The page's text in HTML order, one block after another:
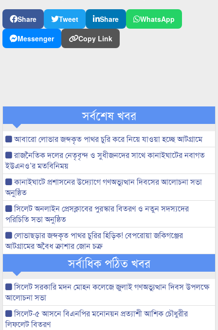
Share Tweet Share
WhatsApp
Messenger
Copy Link
সর্বশেষ খবর
আবারো লোভার জব্দকৃত পাথর চুরি করে নিয়ে যাওয়া হচ্ছে আটগ্রামে
রাজনৈতিক দলের নেতৃবৃন্দ ও সুধীজনদের সাথে কানাইঘাটের নবাগত
ইউএনও’র মতবিনিময়
কানাইঘাটে প্রশাসনের উদ্যোগে গণঅভ্যুত্থান দিবসের আলোচনা সভা
অনুষ্ঠিত
সিলেট অনলাইন প্রেসক্লাবের পুরস্কার বিতরণ ও নতুন সদস্যদের
পরিচিতি সভা অনুষ্ঠিত
লোভাছড়ার জব্দকৃত পাথর চুরির হিড়িক! বেপরোয়া জকিগঞ্জের
আটগ্রামের অবৈধ ক্রাশার জোন চক্র
সর্বাধিক পঠিত খবর
সিলেট সরকারি মদন মোহন কলেজে জুলাই গণঅভ্যুত্থান দিবস উপলক্ষে
আলোচনা সভা
সিলেট-৫ আসনে বিএনপির মনোনয়ন প্রত্যাশী আশিক চৌধুরীর
লিফলেট বিতরণ